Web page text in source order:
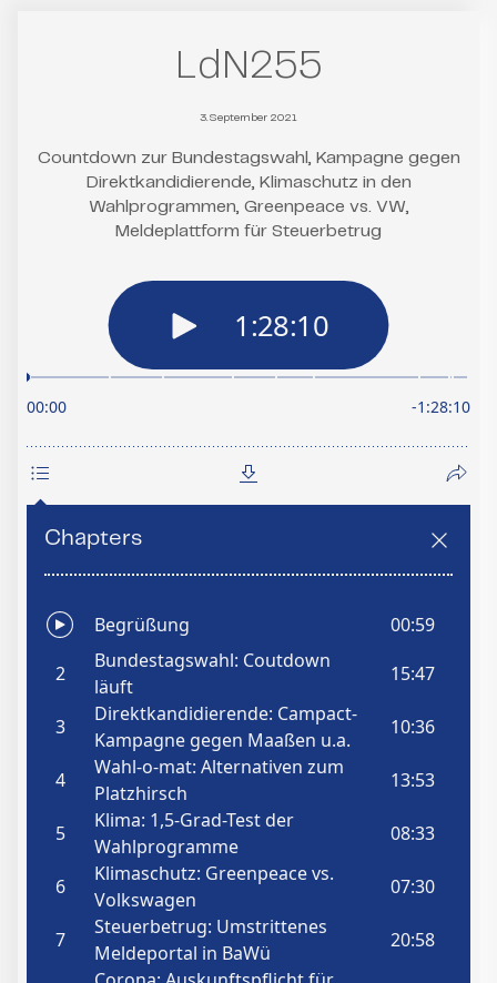
LdN255
3. September 2021
Countdown zur Bundestagswahl, Kampagne gegen
Direktkandidierende, Klimaschutz in den
Wahlprogrammen, Greenpeace vs. VW,
Meldeplattform für Steuerbetrug